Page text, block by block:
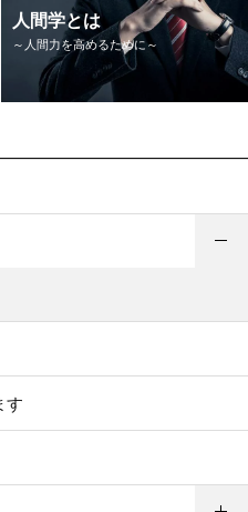
人間学とは
～人間力を高めるために～
す